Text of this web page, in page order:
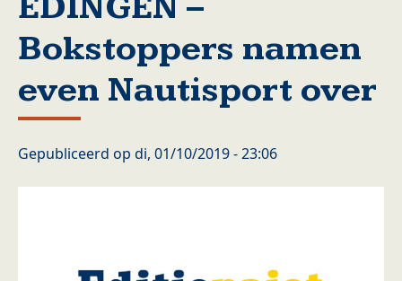
Bokstoppers namen
even Nautisport over
Gepubliceerd op di, 01/10/2019 - 23:06